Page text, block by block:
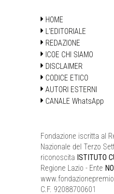
HOME
L'EDITORIALE
REDAZIONE
ICOE CHI SIAMO
DISCLAIMER
CODICE ETICO
AUTORI ESTERNI
CANALE WhatsApp
Fondazione iscritta al
Nazionale del Terzo
riconoscita ISTITUTO
Regione Lazio - Ente
C.F. 92088700601